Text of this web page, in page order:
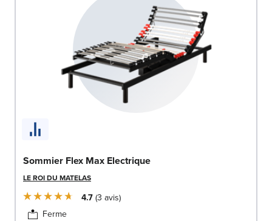
Sommier Flex Max Electrique
LE ROI DU MATELAS
4.7 3 avis
Ferme